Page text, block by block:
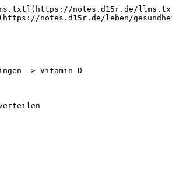
notes.d15r.de/
notes.d15r.de/leben/
-> Vitamin D